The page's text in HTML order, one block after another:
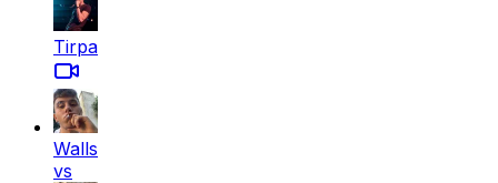
Tirpa
Walls
vs